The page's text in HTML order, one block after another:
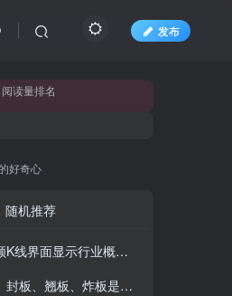
发布
读量排名
好奇心
随机推荐
显示行业概念指标代码图解
板是什么意思？炒股你必须懂的暗语！